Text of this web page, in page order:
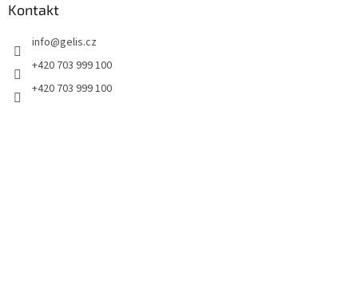
Kontakt
info@gelis.cz
+420 703 999 100
+420 703 999 100